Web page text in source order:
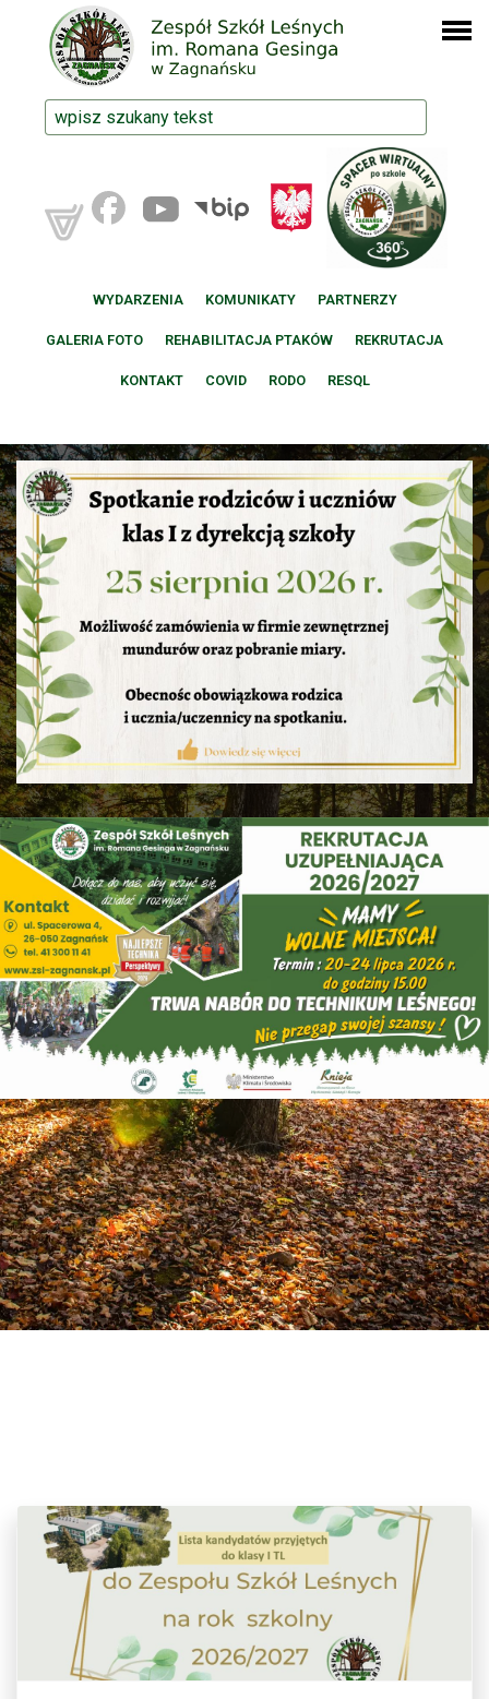
WYDARZENIA KOMUNIKATY PARTNERZY
GALERIA FOTO REHABILITACJA PTAKÓW REKRUTACJA
KONTAKT COVID RODO RESQL